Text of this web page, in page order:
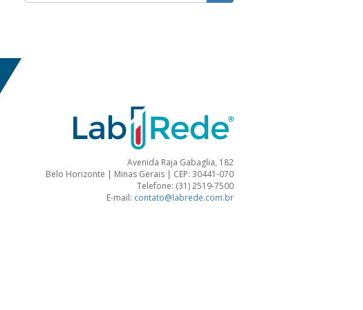
Avenida Raja Gabaglia, 182
Belo Horizonte | Minas Gerais | CEP: 30441-070
Telefone: (31) 2519-7500
E-mail: contato@labrede.com.br